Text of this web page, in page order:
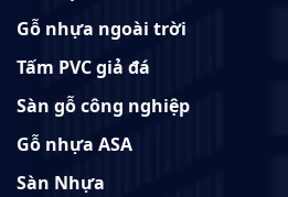
Gỗ nhựa ngoài trời
Tấm PVC giả đá
Sàn gỗ công nghiệp
Gỗ nhựa ASA
Sàn Nhựa